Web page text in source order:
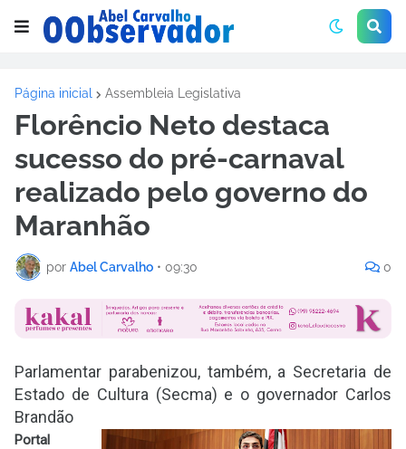
Página inicial Assembleia Legislativa
Florêncio Neto destaca
sucesso do pré-carnaval
realizado pelo governo do
Maranhão
por Abel Carvalho • 09:30 0
Parlamentar parabenizou, também, a Secretaria de
Estado de Cultura (Secma) e o governador Carlos
Brandão
Portal